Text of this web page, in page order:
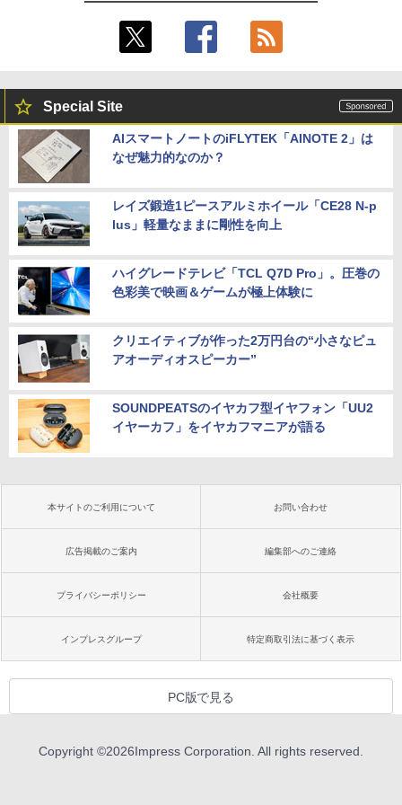
Special Site
AIスマートノートのiFLYTEK「AINOTE 2」は
なぜ魅力的なのか？
レイズ鍛造1ピースアルミホイール「CE28 N-p
lus」軽量なままに剛性を向上
ハイグレードテレビ「TCL Q7D Pro」。圧巻の
色彩美で映画＆ゲームが極上体験に
クリエイティブが作った2万円台の“小さなピュ
アオーディオスピーカー”
SOUNDPEATSのイヤカフ型イヤフォン「UU2
イヤーカフ」をイヤカフマニアが語る
本サイトのご利用について お問い合わせ
広告掲載のご案内 編集部へのご連絡
プライバシーポリシー 会社概要
インプレスグループ 特定商取引法に基づく表示
PC版で見る
Copyright ©2026Impress Corporation. All rights reserved.